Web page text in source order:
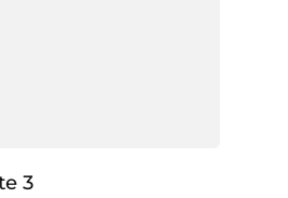
3